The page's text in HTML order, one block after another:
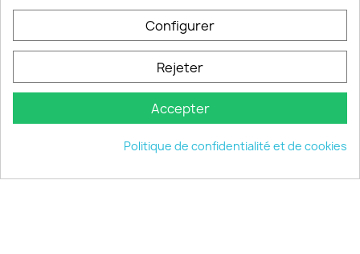
keyboard_arrow_down
© 2026 - choisistacoque.com
Configurer
Rejeter
Accepter
Politique de confidentialité et de cookies